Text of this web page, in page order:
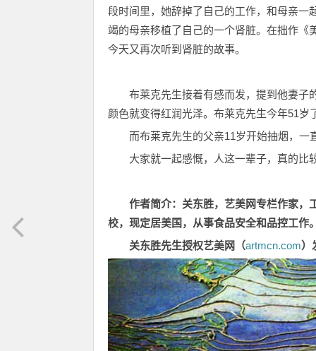
段时间里，她辞掉了自己的工作，和母亲一
竭的母亲移植了自己的一个肾脏。在拙作《
今天又再次听到肾脏的故事。
布莱克先生接着有感而发，提到他妻子
颜色就变得红润光泽。布莱克先生今年51
而布莱克先生的父亲11岁开始抽烟，一
大家就一起感慨，人这一辈子，真的比
作者简介：关东胜，艺美网专栏作家，
校，现定居美国，从事食品安全和品控工作
关东胜先生授权艺美网（artmcn.com）